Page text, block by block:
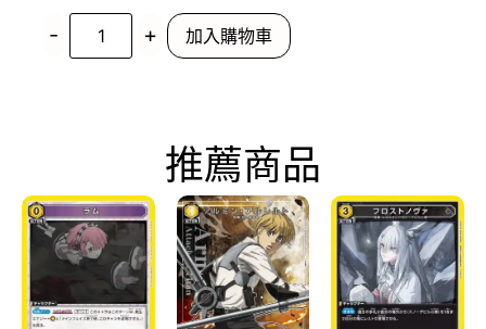
- + 加入購物車
推薦商品